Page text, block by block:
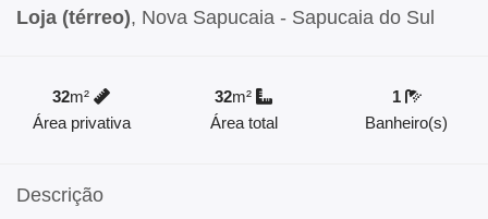
Loja (térreo), Nova Sapucaia - Sapucaia do Sul
32m²
Área privativa
32m²
Área total
1
Banheiro(s)
Descrição